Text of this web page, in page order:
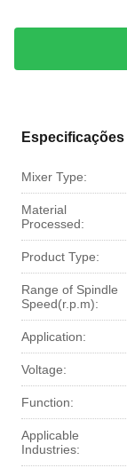
Especificações
Mixer Type:
Material
Processed:
Product Type:
Range of Spindle
Speed(r.p.m):
Application:
Voltage:
Function:
Applicable
Industries: